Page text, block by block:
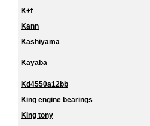
K+f
Kann
Kashiyama
Kayaba
Kd4550a12bb
King engine bearings
King tony